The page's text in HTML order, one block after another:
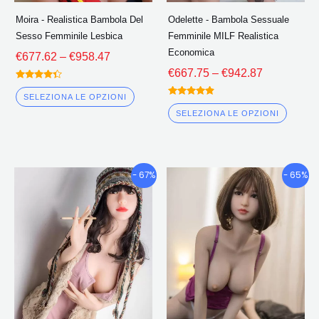
Moira - Realistica Bambola Del
Sesso Femminile Lesbica
€677.62 – €958.47
Valutato
4.25
fuori da 5
SELEZIONA LE OPZIONI
pagina
prodotto
Odelette - Bambola Sessuale
Femminile MILF Realistica
Economica
€667.75 – €942.87
Valutato
4.75
fuori da 5
SELEZIONA LE OPZIONI
- 67%
Fascia
di
prezzo:
€701.30
Attraverso
€1,022.68
Questo
prodotto
ha
più
varianti.
Le
possono
- 65%
Fascia
di
prezzo:
€707.46